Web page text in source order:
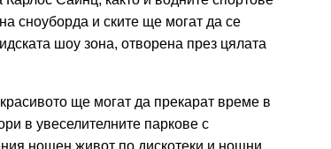
сноуборда и ските ще могат да се
шоу зона, отворена през цялата
ще могат да прекарат време в
в увеселителните паркове с